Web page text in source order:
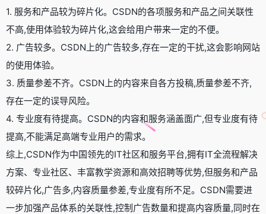
1. 服务和产品较为碎片化。CSDN的各项服务和产品之间关联性
不高,使用体验较为碎片化,这会给用户带来一定的不便。
2. 广告较多。CSDN上的广告较多,存在一定的干扰,这会影响网站
的使用体验。
3. 质量参差不齐。CSDN上的内容来自各方投稿,质量参差不齐,
存在一定的误导风险。
4. 专业度有待提高。CSDN的内容和服务涵盖面广,但专业度有待
提高,不能满足高端专业用户的需求。
综上,CSDN作为中国领先的IT社区和服务平台,拥有IT全流程解决
方案、专业社区、丰富教学资源和高效招聘等优势,但服务和产品
较碎片化,广告多,内容质量参差,专业度有所不足。CSDN需要进
一步加强产品体系的关联性,控制广告数量和提高内容质量,同时在